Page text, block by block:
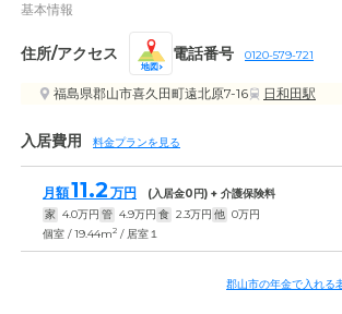
基本情報
住所/アクセス
地図
電話番号 0120-579-721
福島県郡山市喜久田町遠北原7-16 日和田駅
入居費用 料金プランを見る
月額11.2 万円 (入居金0円) + 介護保険料
家 4.0万円 管 4.9万円 食 2.3万円 他 0万円
個室 / 19.44m2 / 居室１
郡山市の年金で入れる